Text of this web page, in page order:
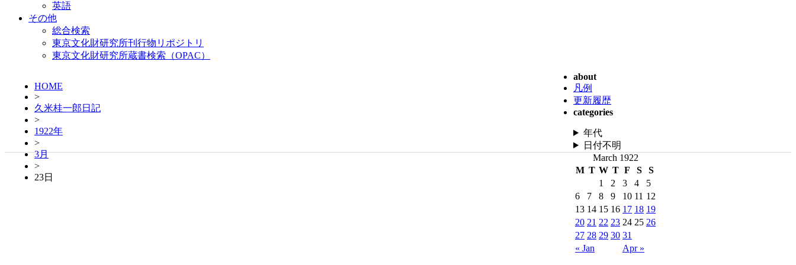
英語
その他
総合検索
東京文化財研究所刊行物リポジトリ
東京文化財研究所蔵書検索（OPAC）
HOME
>
久米桂一郎日記
>
1922年
>
3月
>
23日
about
凡例
更新履歴
categories
年代
日付不明
March 1922
M T W T F S S
« Jan Apr »
1 2 3 4
5
6
7 8 9 10 11 12
13 14 15 16 17 18 19
20 21 22 23 24 25 26
27 28 29 30 31